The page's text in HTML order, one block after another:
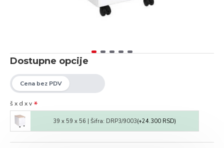
Dostupne opcije
š x d x v
39 x 59 x 56 | Šifra: DRP3/9003(+24.300 RSD)